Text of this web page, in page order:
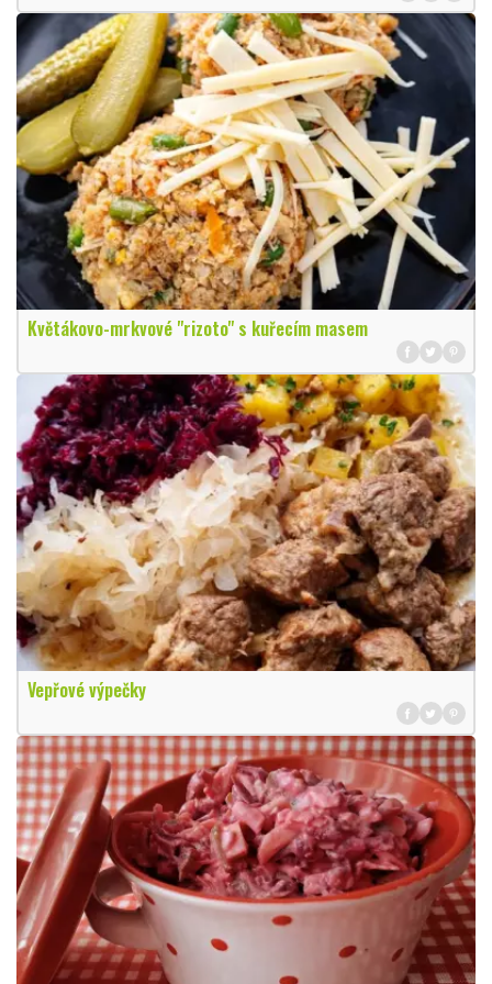
Květákovo-mrkvové "rizoto" s kuřecím masem
Vepřové výpečky